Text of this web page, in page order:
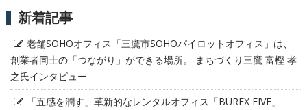
新着記事
老舗SOHOオフィス「三鷹市SOHOパイロットオフィス」は、
創業者同士の「つながり」ができる場所。 まちづくり三鷹 富樫 孝
之氏インタビュー
「五感を潤す」革新的なレンタルオフィス「BUREX FIVE」